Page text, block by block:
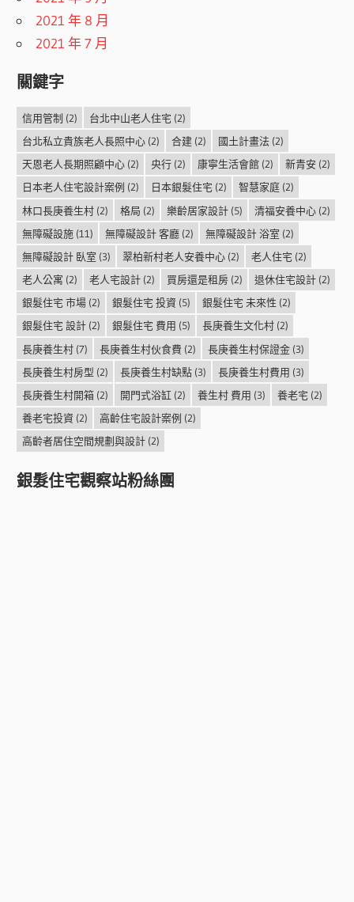
2021 年 8 月
2021 年 7 月
關鍵字
信用管制 (2) 台北中山老人住宅 (2)
台北私立貴族老人長照中心(2) 合建(2) 國土計畫法(2)
天恩老人長期照顧中心(2) 央行(2) 康寧生活會館(2) 新青安 (2)
日本老人住宅設計案例 (2) 日本銀髮住宅 (2) 智慧家庭(2)
林口長庚養生村(2) 格局 (2) 樂齡居家設計(5) 清福安養中心(2)
無障礙設施(11) 無障礙設計 客廳(2) 無障礙設計 浴室 (2)
無障礙設計 臥室 (3) 翠柏新村老人安養中心(2) 老人住宅 (2)
老人公寓 (2) 老人宅設計(2) 買房還是租房(2) 退休住宅設計(2)
銀髮住宅 市場(2) 銀髮住宅 投資(5) 銀髮住宅 未來性 (2)
銀髮住宅 設計(2) 銀髮住宅 費用 (5) 長庚養生文化村(2)
長庚養生村(7) 長庚養生村伙食費 (2) 長庚養生村保證金(3)
長庚養生村房型 (2) 長庚養生村缺點(3) 長庚養生村費用 (3)
長庚養生村開箱(2) 開門式浴缸(2) 養生村 費用 (3) 養老宅 (2)
養老宅投資(2) 高齡住宅設計案例 (2)
高齡者居住空間規劃與設計(2)
銀髮住宅觀察站粉絲團